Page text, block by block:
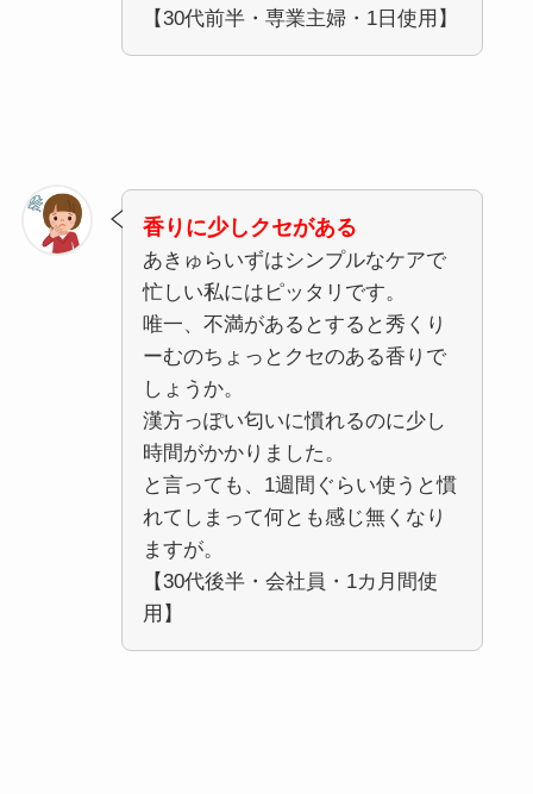
【30代前半・専業主婦・1日使用】
香りに少しクセがある
あきゅらいずはシンプルなケアで
忙しい私にはピッタリです。
唯一、不満があるとすると秀くり
ーむのちょっとクセのある香りで
しょうか。
漢方っぽい匂いに慣れるのに少し
時間がかかりました。
と言っても、1週間ぐらい使うと慣
れてしまって何とも感じ無くなり
ますが。
【30代後半・会社員・1カ月間使
用】